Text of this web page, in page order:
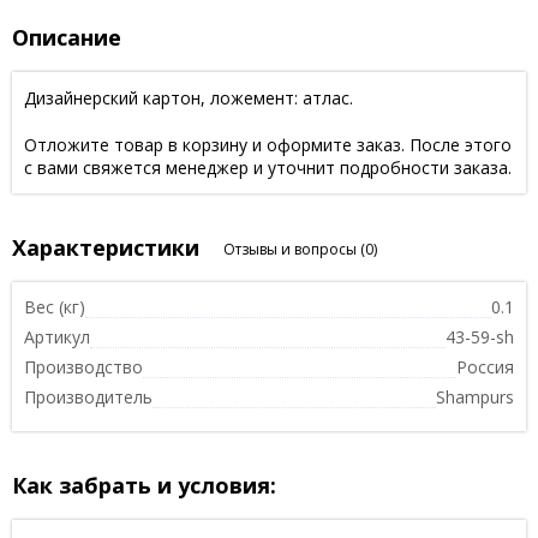
Описание
Дизайнерский картон, ложемент: атлас.
Отложите товар в корзину и оформите заказ. После этого
с вами свяжется менеджер и уточнит подробности заказа.
Характеристики Отзывы и вопросы (0)
Вес (кг)
0.1
Артикул
43-59-sh
Производство
Россия
Производитель
Shampurs
Как забрать и условия: